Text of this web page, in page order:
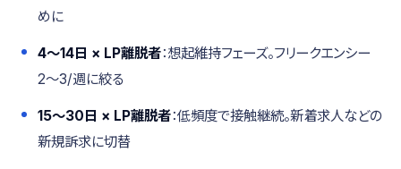
めに
4〜14日 × LP離脱者：想起維持フェーズ。フリークエンシー
2〜3/週に絞る
15〜30日 × LP離脱者：低頻度で接触継続。新着求人などの
新規訴求に切替